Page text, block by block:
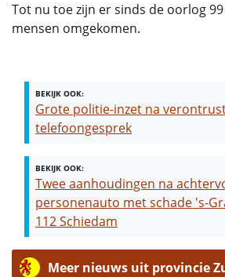
Tot nu toe zijn er sinds de oorlog
mensen omgekomen.
BEKIJK OOK:
Grote politie-inzet na
telefoongesprek
BEKIJK OOK:
Twee aanhoudingen na
personenauto met schade 's-
112 Schiedam
Meer nieuws uit provincie